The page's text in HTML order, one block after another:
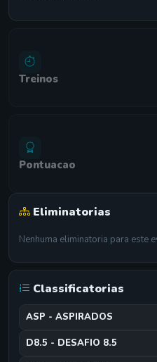
Treinos
Pontuacao
Eliminatorias
Nenhuma eliminatoria para este
Classificatorias
ASP - ASPIRADOS
D8.5 - DESAFIO 8.5